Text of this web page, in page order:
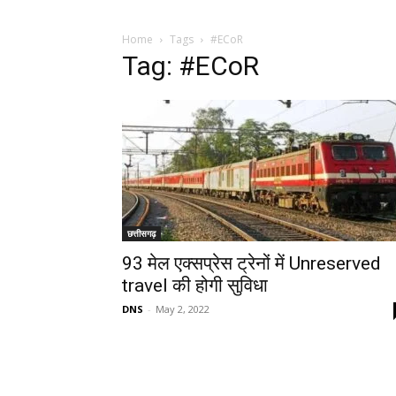
Home Tags #ECoR
Tag: #ECoR
छत्तीसगढ़
93 मेल एक्सप्रेस ट्रेनों में Unreserved
travel की होगी सुविधा
DNS - May 2, 2022